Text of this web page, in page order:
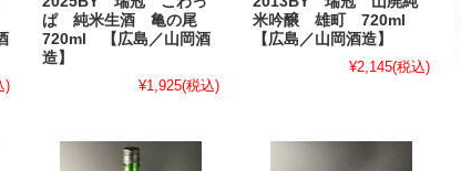
)
ぱ 純米生酒 亀の尾
720ml 【広島／山岡酒
造】
¥1,925(税込)
米吟醸 雄町 720ml
【広島／山岡酒造】
¥2,145(税込)